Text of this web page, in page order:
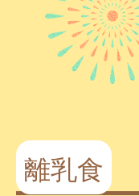
離乳食